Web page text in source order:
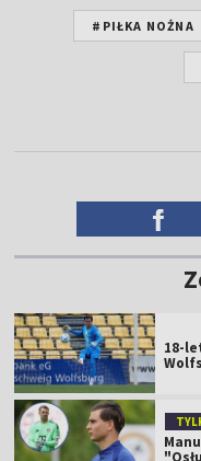
#PIŁKA NOŻNA
18-